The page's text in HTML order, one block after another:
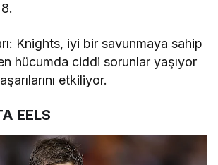
Knights, iyi bir savunmaya sahip
hücumda ciddi sorunlar yaşıyor
etkiliyor.
EELS